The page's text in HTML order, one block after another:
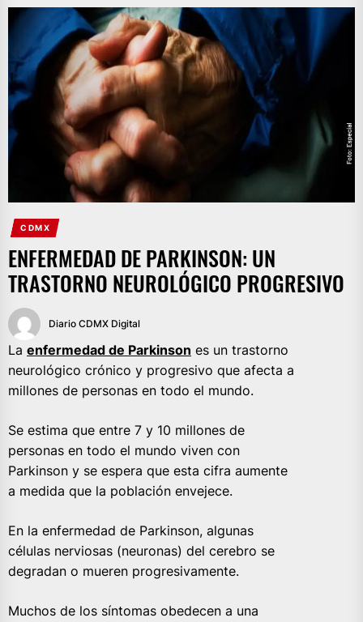
CDMX
ENFERMEDAD DE PARKINSON: UN
TRASTORNO NEUROLÓGICO PROGRESIVO
Diario CDMX Digital
La enfermedad de Parkinson es un trastorno
neurológico crónico y progresivo que afecta a
millones de personas en todo el mundo.
Se estima que entre 7 y 10 millones de
personas en todo el mundo viven con
Parkinson y se espera que esta cifra aumente
a medida que la población envejece.
En la enfermedad de Parkinson, algunas
células nerviosas (neuronas) del cerebro se
degradan o mueren progresivamente.
Muchos de los síntomas obedecen a una